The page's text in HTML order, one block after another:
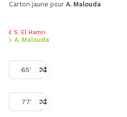
Carton jaune pour A. Malouda
S. El Hamri
A. Malouda
65'
77'